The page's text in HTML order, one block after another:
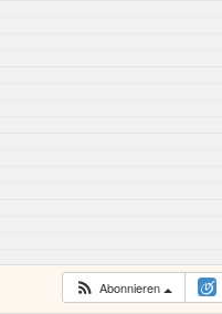
Abonnieren